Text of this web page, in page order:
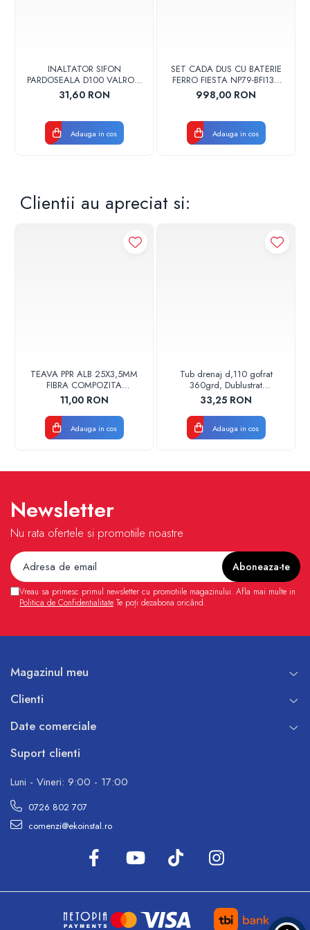
Specificatii tehnice
Cod: VRG131-15/1.6
Capacitate: 1.6 kvs
Racord: 1/2" FI
INALTATOR SIFON
PARDOSEALA D100 VALROM
17001900004
31,60 RON
Adauga in cos
SET CADA DUS CU BATERIE
FERRO FIESTA NP79-BFI13U
CROM
998,00 RON
Adauga in cos
Clientii au apreciat si:
TEAVA PPR ALB 25X3,5MM
FIBRA COMPOZITA
10033025004
VALDUOTHERM VALROM
11,00 RON
Adauga in cos
Tub drenaj d,110 gofrat
360grd, Dublustrat
verde/negru 110152 Drainkit
33,25 RON
Adauga in cos
Newsletter
Nu rata ofertele si promotiile noastre
Vreau sa primesc primul newsletter cu promotiile magazinului. Afla mai multe in
Politica de Confidentialitate Te poți dezabona oricând.
Magazinul meu
Clienti
Date comerciale
Suport clienti
Luni - Vineri: 9:00 - 17:00
0726 802 707
comenzi@ekoinstal.ro